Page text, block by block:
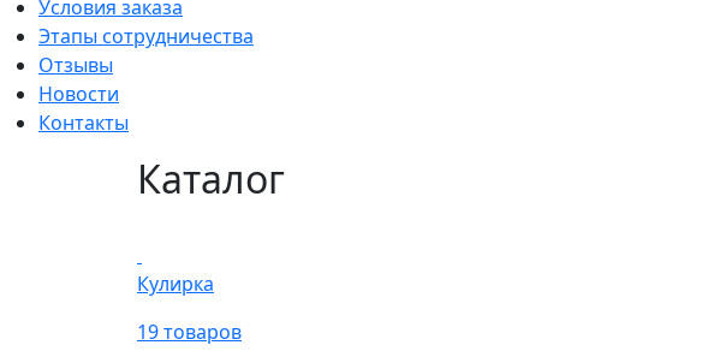
Условия заказа
Этапы сотрудничества
Отзывы
Новости
Контакты
Каталог
Кулирка
19 товаров